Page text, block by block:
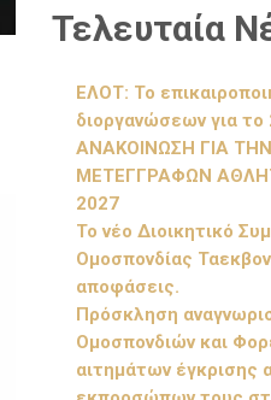
Τελευταία
ΕΛΟΤ: Το
διοργανώσεων για το
ΑΝΑΚΟΙΝΩΣΗ ΓΙΑ
ΜΕΤΕΓΓΡΑΦΩΝ
2027
Το νέο Διοικητικό
Ομοσπονδίας
αποφάσεις.
Πρόσκληση
Ομοσπονδιών και
αιτημάτων έγκρισης